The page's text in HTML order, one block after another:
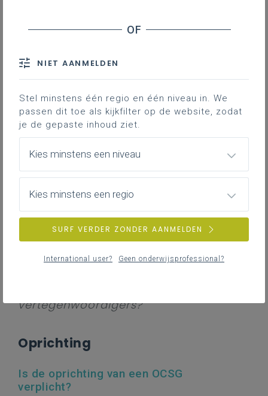
Over welke onderwerpen moet je in het OCSG
Over welke onderwerpen moet je in het OCSG een
concreet gevoerd worden?
Wat is een protocol?
Waaruit bestaat de toezichtsbevoegdheid van
het OCSG?
Rechten en plichten van de
Moet je een OCSG oprichten? Hoe is
het OCSG samengesteld? Waarvoor
vertegenwoordigers?
Oprichting
Is de oprichting van een OCSG
verplicht?
NIET AANMELDEN
Stel minstens één regio en één niveau in. We
passen dit toe als kijkfilter op de website, zodat
je de gepaste inhoud ziet.
Kies minstens een niveau
Kies minstens een regio
SURF VERDER ZONDER AANMELDEN
International user? Geen onderwijsprofessional?